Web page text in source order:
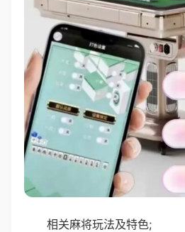
相关麻将玩法及特色;